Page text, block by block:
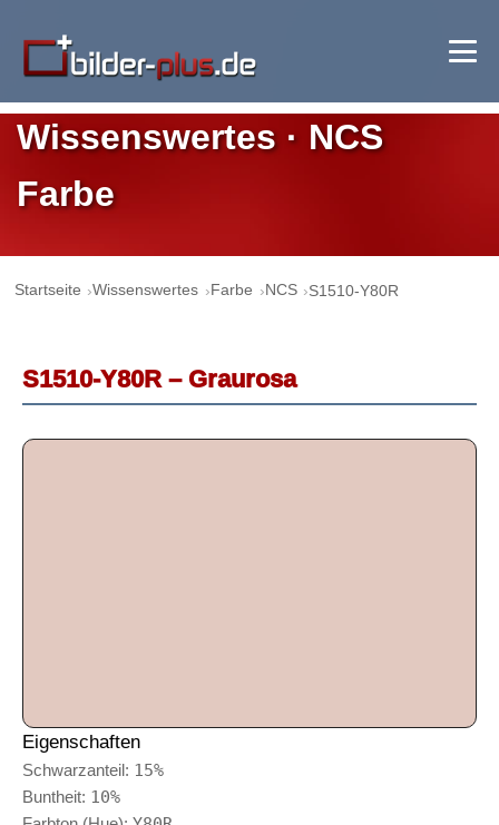
Wissenswertes · NCS
Farbe
Startseite Wissenswertes Farbe NCS S1510-Y80R
S1510-Y80R – Graurosa
Eigenschaften
Schwarzanteil: 15%
Buntheit: 10%